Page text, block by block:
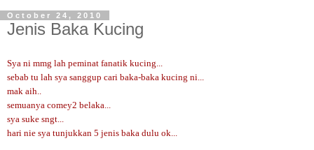
October 24, 2010
Jenis Baka Kucing
Sya ni mmg lah peminat fanatik kucing...
sebab tu lah sya sanggup cari baka-baka kucing ni...
mak aih..
semuanya comey2 belaka...
sya suke sngt...
hari nie sya tunjukkan 5 jenis baka dulu ok...